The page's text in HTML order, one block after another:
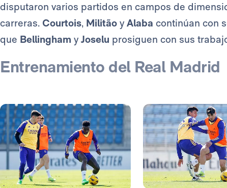
disputaron varios partidos en campos de
carreras. Courtois, Militão y Alaba continúan con
que Bellingham y Joselu prosiguen con sus
Entrenamiento del Real Madrid